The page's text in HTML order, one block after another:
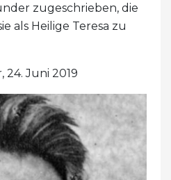
zugeschrieben, die
als Heilige Teresa zu
24. Juni 2019